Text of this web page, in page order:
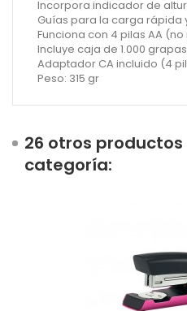
Incorpora indicador de
Guías para la carga rápida
Funciona con 4 pilas AA
Incluye caja de 1.000 grapas
Adaptador CA incluido (4
Peso: 315 gr
26 otros
categoría: